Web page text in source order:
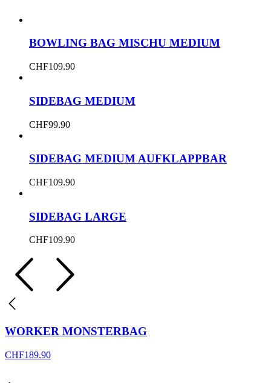
BOWLING BAG MISCHU MEDIUM
CHF109.90
SIDEBAG MEDIUM
CHF99.90
SIDEBAG MEDIUM AUFKLAPPBAR
CHF109.90
SIDEBAG LARGE
CHF109.90
WORKER MONSTERBAG
CHF189.90